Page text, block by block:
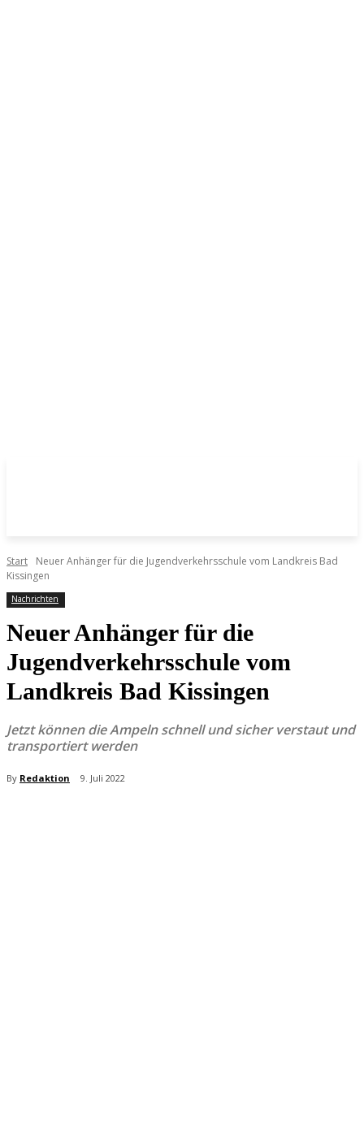
Start
Neuer Anhänger für die Jugendverkehrsschule vom Landkreis Bad
Kissingen
Nachrichten
Neuer Anhänger für die
Jugendverkehrsschule vom
Landkreis Bad Kissingen
Jetzt können die Ampeln schnell und sicher verstaut und
transportiert werden
By Redaktion 9. Juli 2022